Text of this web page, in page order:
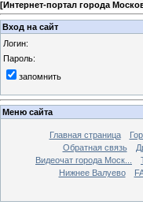
[Интернет-портал города
Вход на сайт
Логин:
Пароль:
запомнить
Меню сайта
Главная страница
Обратная связь
Видеочат города Моск...
Нижнее Валуево